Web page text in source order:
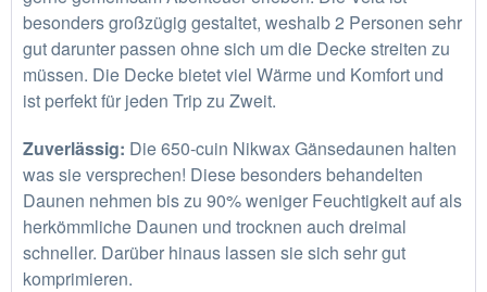
besonders großzügig gestaltet, weshalb 2 Personen sehr
gut darunter passen ohne sich um die Decke streiten zu
müssen. Die Decke bietet viel Wärme und Komfort und
ist perfekt für jeden Trip zu Zweit.
Zuverlässig: Die 650-cuin Nikwax Gänsedaunen halten
was sie versprechen! Diese besonders behandelten
Daunen nehmen bis zu 90% weniger Feuchtigkeit auf als
herkömmliche Daunen und trocknen auch dreimal
schneller. Darüber hinaus lassen sie sich sehr gut
komprimieren.